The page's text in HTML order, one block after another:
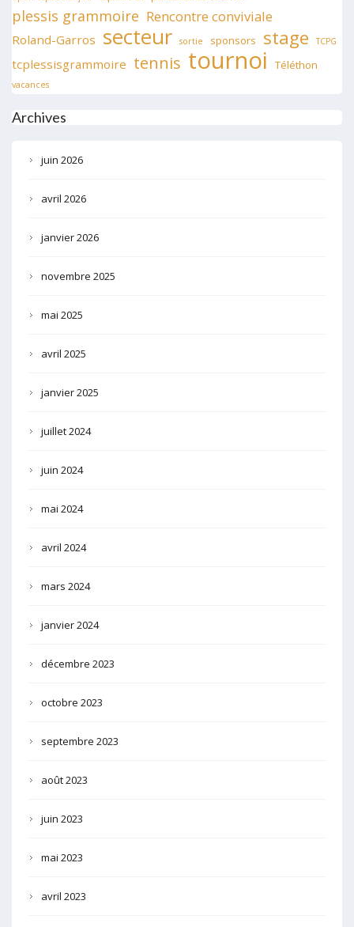
plessis grammoire Rencontre conviviale
Roland-Garros secteur sortie sponsors stage TCPG
tcplessisgrammoire tennis tournoi Téléthon
vacances
Archives
juin 2026
avril 2026
janvier 2026
novembre 2025
mai 2025
avril 2025
janvier 2025
juillet 2024
juin 2024
mai 2024
avril 2024
mars 2024
janvier 2024
décembre 2023
octobre 2023
septembre 2023
août 2023
juin 2023
mai 2023
avril 2023